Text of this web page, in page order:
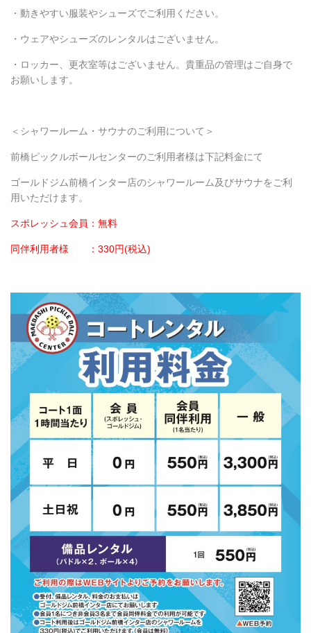
・動きやすい服装やシューズでご利用ください。
・ウェアやシューズのレンタルはございません。
・ロッカー、更衣室等はございません。貴重品の管理はご自身で
お願いします。
＜シャワールーム・サウナのご利用について＞
前橋ピックルボールセンターのご利用者様は下記料金にて
ゴールドジム前橋インター店のシャワールーム及びサウナをご利
用いただけます。
スポレッシュ会員：無料
同伴利用者様 ：330円(税込)